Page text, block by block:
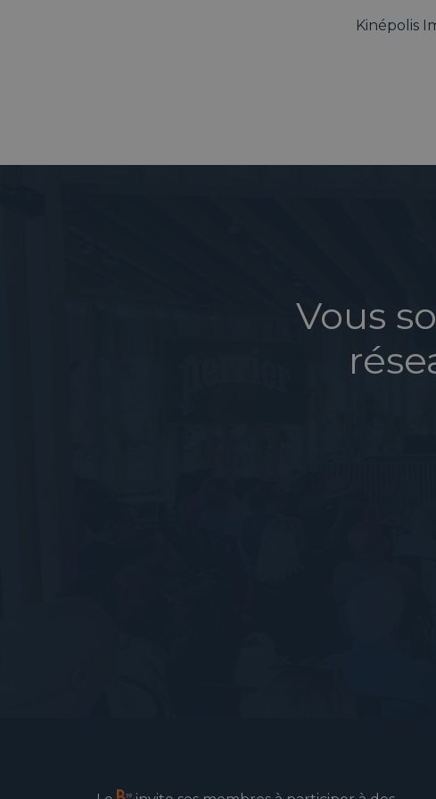
Kinépolis
Vous